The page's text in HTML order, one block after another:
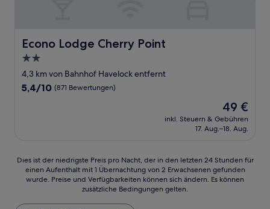
Econo Lodge Cherry Point
Econo Lodge Cherry Point
2.0-
Sterne-
Unterkunft
4,3 km von Bahnhof Havelock entfernt
5.4
5,4/10 (871 Bewertungen)
Der
Preis
beträgt
49 €
inkl. Steuern & Gebühren
17. Aug.–18. Aug.
Dies
der
Preis
Dies ist der niedrigste Preis pro Nacht, der in den letzten 24 Stunden für
einen Aufenthalt mit 1 Übernachtung von 2 Erwachsenen gefunden
wurde. Preise und Verfügbarkeiten können sich ändern. Es können
zusätzliche Bedingungen gelten.